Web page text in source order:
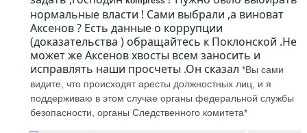
нормальные власти ! Сами выбрали ,а виноват
Аксенов ? Есть данные о коррупции
(доказательства ) обращайтесь к Поклонской .Не
может же Аксенов хвосты всем заносить и
исправлять наши просчеты .Он сказал *Вы сами
видите, что происходят аресты должностных лиц, и я
поддерживаю в этом случае органы федеральной службы
безопасности, органы Следственного комитета*